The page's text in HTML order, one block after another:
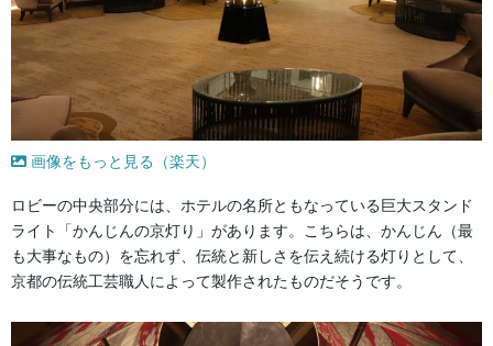
画像をもっと見る（楽天）
ロビーの中央部分には、ホテルの名所ともなっている巨大スタンド
ライト「かんじんの京灯り」があります。こちらは、かんじん（最
も大事なもの）を忘れず、伝統と新しさを伝え続ける灯りとして、
京都の伝統工芸職人によって製作されたものだそうです。